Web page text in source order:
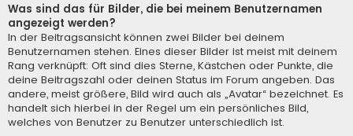
Was sind das für Bilder, die bei meinem Benutzernamen
angezeigt werden?
In der Beitragsansicht können zwei Bilder bei deinem
Benutzernamen stehen. Eines dieser Bilder ist meist mit deinem
Rang verknüpft: Oft sind dies Sterne, Kästchen oder Punkte, die
deine Beitragszahl oder deinen Status im Forum angeben. Das
andere, meist größere, Bild wird auch als „Avatar“ bezeichnet. Es
handelt sich hierbei in der Regel um ein persönliches Bild,
welches von Benutzer zu Benutzer unterschiedlich ist.